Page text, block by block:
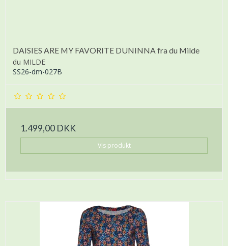
DAISIES ARE MY FAVORITE DUNINNA fra du Milde
du MILDE
SS26-dm-027B
1.499,00 DKK
Vis produkt